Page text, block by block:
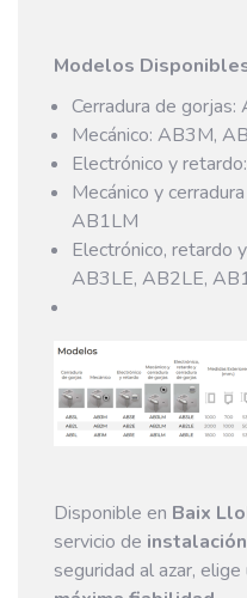
Modelos
Cerradura de
Mecánico: AB3M,
Electrónico y
Mecánico y
AB1LM
Electrónico, retardo
AB3LE, AB2LE,
Disponible en Baix
servicio de
seguridad al azar,